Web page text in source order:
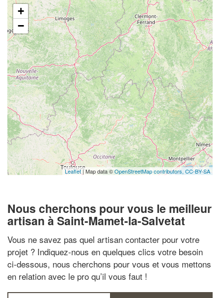
+
−
Leaflet| Map data ©OpenStreetMap contributors, CC-BY-SA
Nous cherchons pour vous le meilleur
artisan à Saint-Mamet-la-Salvetat
Vous ne savez pas quel artisan contacter pour votre
projet ? Indiquez-nous en quelques clics votre besoin
ci-dessous, nous cherchons pour vous et vous mettons
en relation avec le pro qu’il vous faut !